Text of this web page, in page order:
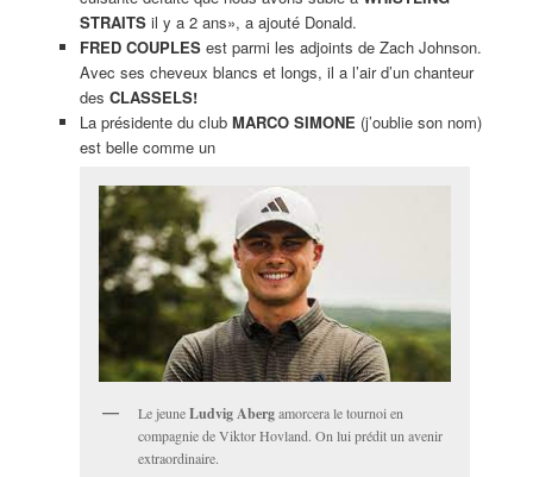
STRAITSil y a 2 ans», a ajouté Donald.
FRED COUPLESest parmi les adjoints de Zach Johnson.
Avec ses cheveux blancs et longs, il a l’air d’un chanteur
des CLASSELS!
La présidente du club MARCO SIMONE (j’oublie son nom)
est belle comme un
Le jeuneLudvig Abergamorcera le tournoi en
compagnie de Viktor Hovland. On lui prédit un avenir
extraordinaire.